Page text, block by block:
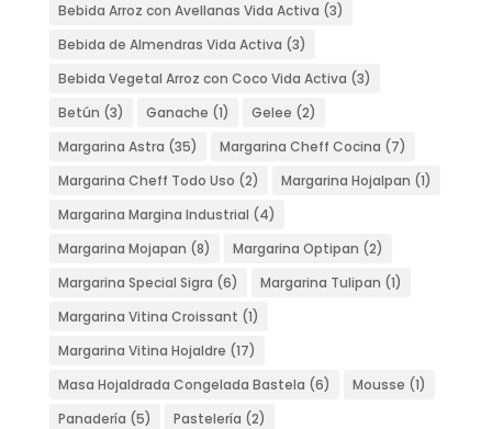
Bebida Arroz con Avellanas Vida Activa (3)
Bebida de Almendras Vida Activa (3)
Bebida Vegetal Arroz con Coco Vida Activa (3)
Betún (3) Ganache (1) Gelee (2)
Margarina Astra (35) Margarina Cheff Cocina (7)
Margarina Cheff Todo Uso (2) Margarina Hojalpan (1)
Margarina Margina Industrial (4)
Margarina Mojapan (8) Margarina Optipan (2)
Margarina Special Sigra (6) Margarina Tulipan (1)
Margarina Vitina Croissant (1)
Margarina Vitina Hojaldre (17)
Masa Hojaldrada Congelada Bastela (6) Mousse (1)
Panadería (5) Pastelería (2)